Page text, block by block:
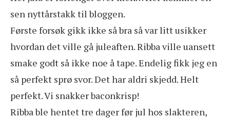
sen nyttårstakk til bloggen.
Første forsøk gikk ikke så bra så var litt usikker
hvordan det ville gå juleaften. Ribba ville uansett
smake godt så ikke noe å tape. Endelig fikk jeg en
så perfekt sprø svor. Det har aldri skjedd. Helt
perfekt. Vi snakker baconkrisp!
Ribba ble hentet tre dager før jul hos slakteren,